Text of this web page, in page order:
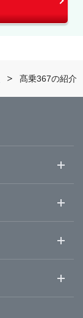
髙乗367の紹介